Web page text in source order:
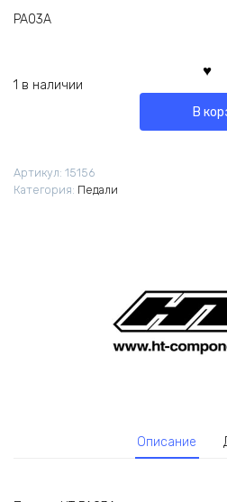
PA03A
1 в наличии
В
Артикул: 15156
Категория: Педали
Описание